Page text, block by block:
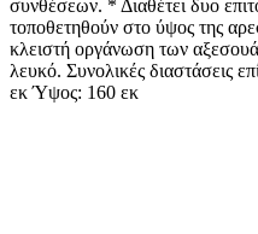
συνθέσεων. * Διαθέτει δυο
τοποθετηθούν στο ύψος της
κλειστή οργάνωση των
λευκό. Συνολικές διαστάσεις
εκ Ύψος: 160 εκ